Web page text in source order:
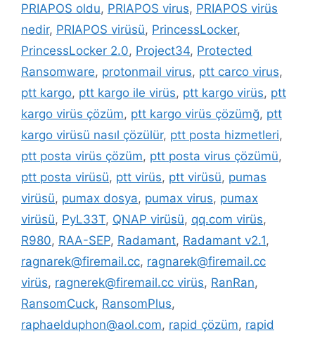
PRIAPOS oldu, PRIAPOS virus, PRIAPOS virüs
nedir, PRIAPOS virüsü, PrincessLocker,
PrincessLocker 2.0, Project34, Protected
Ransomware, protonmail virus, ptt carco virus,
ptt kargo, ptt kargo ile virüs, ptt kargo virüs, ptt
kargo virüs çözüm, ptt kargo virüs çözümğ, ptt
kargo virüsü nasıl çözülür, ptt posta hizmetleri,
ptt posta virüs çözüm, ptt posta virus çözümü,
ptt posta virüsü, ptt virüs, ptt virüsü, pumas
virüsü, pumax dosya, pumax virus, pumax
virüsü, PyL33T, QNAP virüsü, qq.com virüs,
R980, RAA-SEP, Radamant, Radamant v2.1,
ragnarek@firemail.cc, ragnarek@firemail.cc
virüs, ragnerek@firemail.cc virüs, RanRan,
RansomCuck, RansomPlus,
raphaelduphon@aol.com, rapid çözüm, rapid